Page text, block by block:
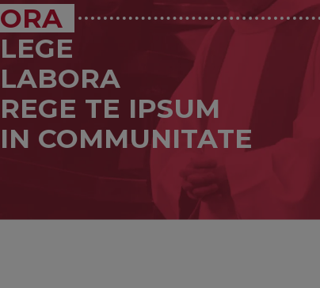
ORA
LEGE
LABORA
REGE TE IPSUM
IN COMMUNITATE